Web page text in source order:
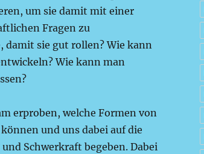
um sie damit mit einer
Fragen zu
damit sie gut rollen? Wie kann
Wie kann man
erproben, welche Formen von
und uns dabei auf die
Schwerkraft begeben. Dabei